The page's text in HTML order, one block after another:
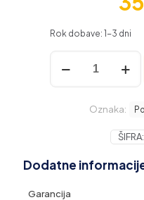
Rok dobave: 1-3 dni
Polnilec
sesalnike
A
Oznaka:
ŠIFRA:
Dodatne
Garancija